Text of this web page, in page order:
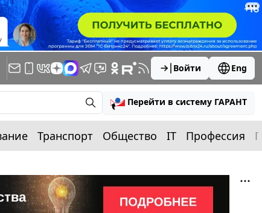
Войти Eng
Перейти в систему ГАРАНТ
Транспорт Общество IT Профессия